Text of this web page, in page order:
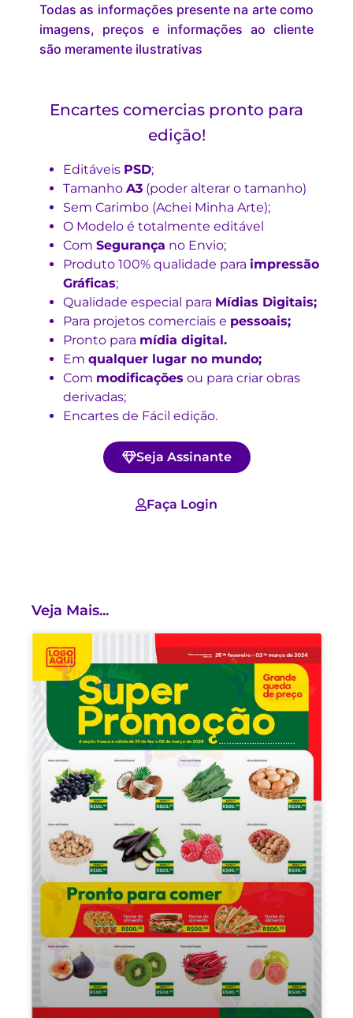
Todas as informações presente na arte como
imagens, preços e informações ao cliente
são meramente ilustrativas
Encartes comercias pronto para
edição!
Editáveis PSD;
Tamanho A3 (poder alterar o tamanho)
Sem Carimbo (Achei Minha Arte);
O Modelo é totalmente editável
Com Segurança no Envio;
Produto 100% qualidade para impressão
Gráficas;
Qualidade especial para Mídias Digitais;
Para projetos comerciais e pessoais;
Pronto para mídia digital.
Em qualquer lugar no mundo;
Com modificações ou para criar obras
derivadas;
Encartes de Fácil edição.
Seja Assinante
Faça Login
Veja Mais...